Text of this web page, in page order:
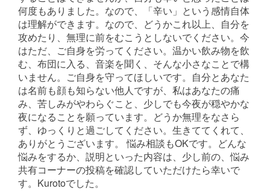
何度もありました。なので、「辛い」という感情自体
は理解ができます。なので、どうかこれ以上、自分を
攻めたり、無理に前をむこうとしないでください。今
はただ、ご自身を労ってください。温かい飲み物を飲
む、布団に入る、音楽を聞く、そんな小さなことで構
いません。ご自身を守ってほしいです。自分とあなた
は名前も顔も知らない他人ですが、私はあなたの痛
み、苦しみがやわらぐこと、少しでも今夜が穏やかな
夜になることを願っています。どうか無理をなさら
ず、ゆっくりと過ごしてください。生きててくれて、
ありがとうございます。 悩み相談もOKです。どんな
悩みをするか、説明といった内容は、少し前の、悩み
共有コーナーの投稿を確認していただけたら幸いで
す。Kurotoでした。